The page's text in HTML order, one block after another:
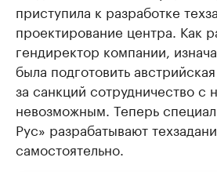
приступила к разработке
проектирование центра. Как
гендиректор компании,
была подготовить
за санкций сотрудничество с
невозможным. Теперь
Рус» разрабатывают
самостоятельно.